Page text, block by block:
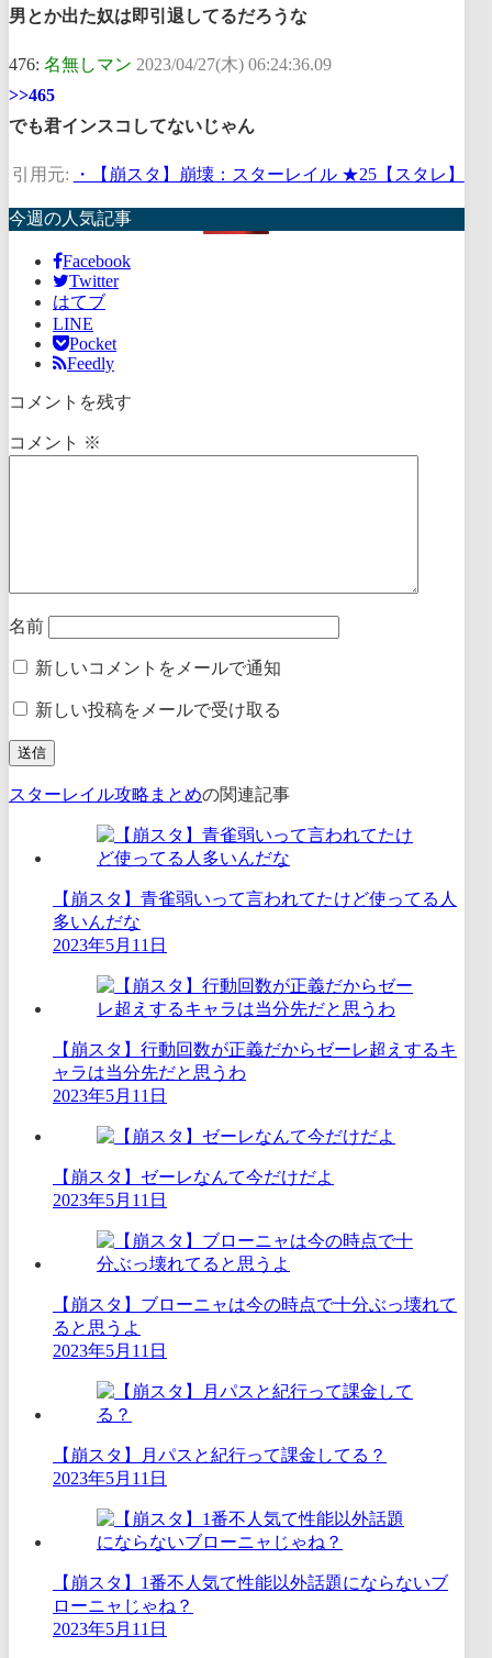
男とか出た奴は即引退してるだろうな
476: 名無しマン 2023/04/27(木) 06:24:36.09
>>465
でも君インスコしてないじゃん
引用元: ・【崩スタ】崩壊：スターレイル ★25【スタレ】
今週の人気記事
Facebook
Twitter
はてブ
LINE
Pocket
Feedly
コメントを残す
コメント ※
名前
新しいコメントをメールで通知
新しい投稿をメールで受け取る
スターレイル攻略まとめの関連記事
【崩スタ】青雀弱いって言われてたけど使ってる人
多いんだな
2023年5月11日
【崩スタ】行動回数が正義だからゼーレ超えするキ
ャラは当分先だと思うわ
2023年5月11日
【崩スタ】ゼーレなんて今だけだよ
2023年5月11日
【崩スタ】ブローニャは今の時点で十分ぶっ壊れて
ると思うよ
2023年5月11日
【崩スタ】月パスと紀行って課金してる？
2023年5月11日
【崩スタ】1番不人気て性能以外話題にならないブ
ローニャじゃね？
2023年5月11日